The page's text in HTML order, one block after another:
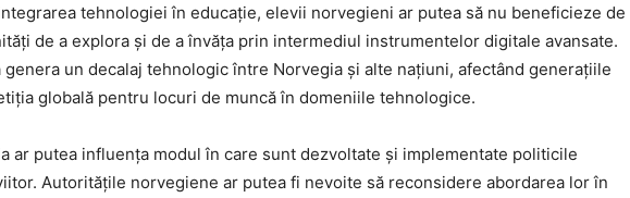
tehnologiei în educație, elevii norvegieni ar putea să nu beneficieze de
de a explora și de a învăța prin intermediul instrumentelor digitale avansate.
genera un decalaj tehnologic între Norvegia și alte națiuni, afectând generațiile
globală pentru locuri de muncă în domeniile tehnologice.
ar putea influența modul în care sunt dezvoltate și implementate politicile
Autoritățile norvegiene ar putea fi nevoite să reconsidere abordarea lor în